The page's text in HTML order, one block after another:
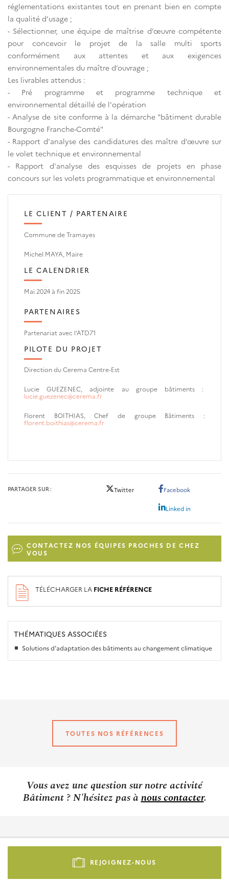
réglementations existantes tout en prenant bien en compte
la qualité d’usage ;
- Sélectionner, une équipe de maîtrise d’œuvre compétente
pour concevoir le projet de la salle multi sports
conformément aux attentes et aux exigences
environnementales du maître d’ouvrage ;
Les livrables attendus :
- Pré programme et programme technique et
environnemental détaillé de l'opération
- Analyse de site conforme à la démarche "bâtiment durable
Bourgogne Franche-Comté"
- Rapport d'analyse des candidatures des maître d’œuvre sur
le volet technique et environnemental
- Rapport d'analyse des esquisses de projets en phase
concours sur les volets programmatique et environnemental
LE CLIENT / PARTENAIRE
Commune de Tramayes
Michel MAYA, Maire
LE CALENDRIER
Mai 2024 à fin 2025
PARTENAIRES
Partenariat avec l'ATD71
PILOTE DU PROJET
Direction du Cerema Centre-Est
Lucie GUEZENEC, adjointe au groupe bâtiments :
lucie.guezenec@cerema.fr
Florent BOITHIAS,Chef de groupe Bâtiments :
florent.boithias@cerema.fr
PARTAGER SUR Twitter Facebook
Linked in
CONTACTEZ NOS ÉQUIPES PROCHES DE CHEZ
VOUS
TÉLÉCHARGER LA FICHE RÉFÉRENCE
THÉMATIQUES ASSOCIÉES
Solutions d'adaptation des bâtiments au changement climatique
TOUTES NOS RÉFÉRENCES
Vous avez une question sur notre activité
Bâtiment ? N'hésitez pas ànous contacter.
Pied
REJOIGNEZ-NOUS